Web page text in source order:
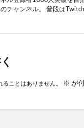
チャンネル。 普段は
ことはありません。 ※ が